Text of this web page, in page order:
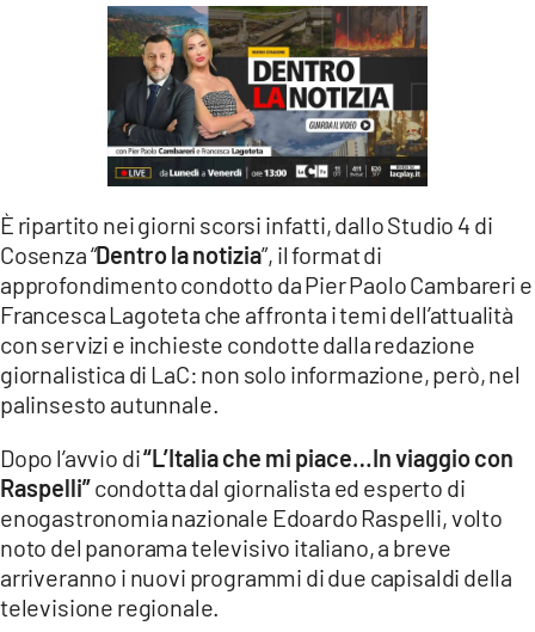
È ripartito nei giorni scorsi infatti, dallo Studio 4 di
Cosenza “Dentro la notizia”, il format di
approfondimento condotto da Pier Paolo Cambareri e
Francesca Lagoteta che affronta i temi dell’attualità
con servizi e inchieste condotte dalla redazione
giornalistica di LaC: non solo informazione, però, nel
palinsesto autunnale.
Dopo l’avvio di“L’Italia che mi piace…In viaggio con
Raspelli”condotta dal giornalista ed esperto di
enogastronomia nazionale Edoardo Raspelli, volto
noto del panorama televisivo italiano, a breve
arriveranno i nuovi programmi di due capisaldi della
televisione regionale.